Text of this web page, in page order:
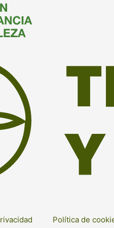
Política de